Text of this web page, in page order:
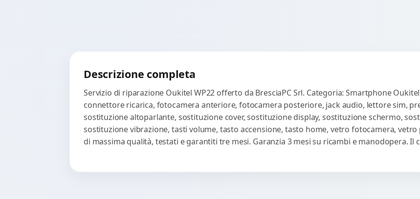
Descrizione completa
Servizio di riparazione Oukitel WP22 offerto da BresciaPC Srl. Categoria: Smartphone
connettore ricarica, fotocamera anteriore, fotocamera posteriore, jack audio, lettore sim,
sostituzione altoparlante, sostituzione cover, sostituzione display, sostituzione schermo,
sostituzione vibrazione, tasti volume, tasto accensione, tasto home, vetro fotocamera,
di massima qualità, testati e garantiti tre mesi. Garanzia 3 mesi su ricambi e manodopera.